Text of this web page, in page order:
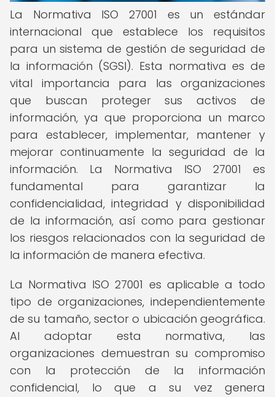
La Normativa ISO 27001 es un estándar
internacional que establece los requisitos
para un sistema de gestión de seguridad de
la información (SGSI). Esta normativa es de
vital importancia para las organizaciones
que buscan proteger sus activos de
información, ya que proporciona un marco
para establecer, implementar, mantener y
mejorar continuamente la seguridad de la
información. La Normativa ISO 27001 es
fundamental para garantizar la
confidencialidad, integridad y disponibilidad
de la información, así como para gestionar
los riesgos relacionados con la seguridad de
la información de manera efectiva.
La Normativa ISO 27001 es aplicable a todo
tipo de organizaciones, independientemente
de su tamaño, sector o ubicación geográfica.
Al adoptar esta normativa, las
organizaciones demuestran su compromiso
con la protección de la información
confidencial, lo que a su vez genera